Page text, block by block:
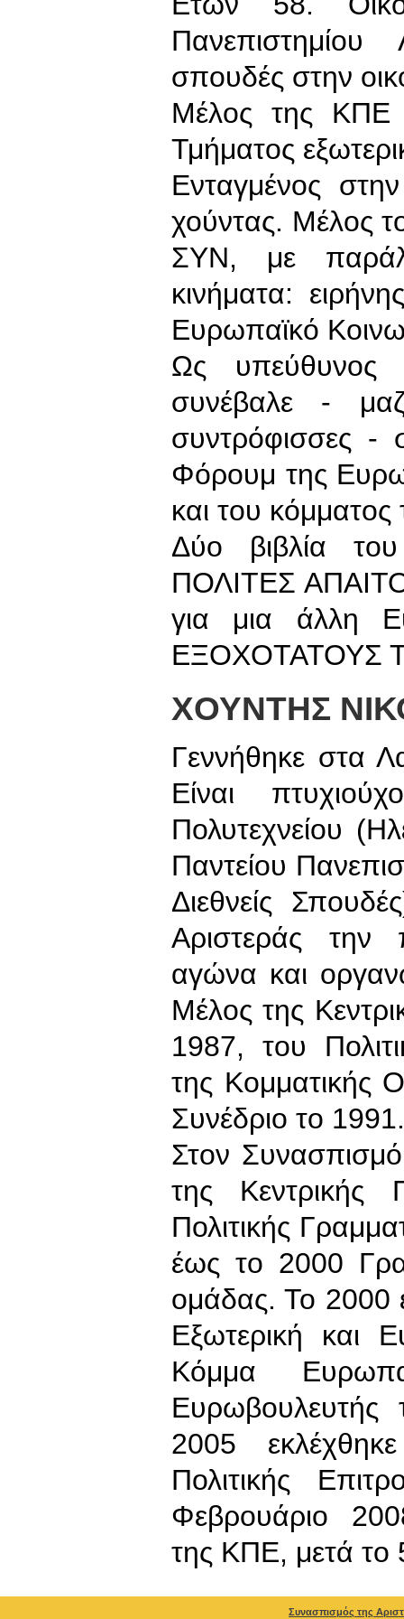
Πανεπιστημίου
σπουδές στην
Μέλος της ΚΠΕ
Τμήματος
Ενταγμένος
χούντας. Μέλος
ΣΥΝ, με
κινήματα:
Ευρωπαϊκό
Ως υπεύθυνος
συνέβαλε -
συντρόφισσες -
Φόρουμ της
και του
Δύο βιβλία
ΠΟΛΙΤΕΣ
για μια άλλη
ΕΞΟΧΟΤΑΤΟΥΣ
ΧΟΥΝΤΗΣ
Γεννήθηκε στα
Είναι
Πολυτεχνείου
Παντείου
Διεθνείς
Αριστεράς την
αγώνα και
Μέλος της
1987, του
της Κομματικής
Συνέδριο το 1991.
Στον
της Κεντρικής
Πολιτικής
έως το 2000
ομάδας. Το 2000
Εξωτερική και
Κόμμα
2005
Πολιτικής
Φεβρουάριο
της ΚΠΕ, μετά το
Συνασπισμός της